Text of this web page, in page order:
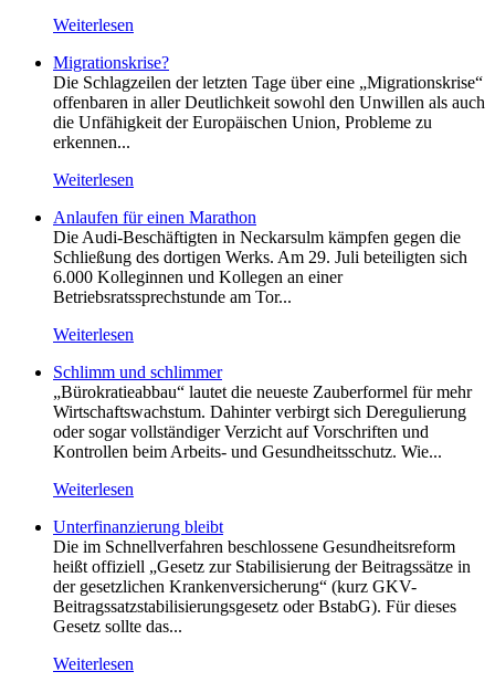
Weiterlesen
Migrationskrise?
Die Schlagzeilen der letzten Tage über eine „Migrationskrise“
offenbaren in aller Deutlichkeit sowohl den Unwillen als auch
die Unfähigkeit der Europäischen Union, Probleme zu
erkennen...
Weiterlesen
Anlaufen für einen Marathon
Die Audi-Beschäftigten in Neckarsulm kämpfen gegen die
Schließung des dortigen Werks. Am 29. Juli beteiligten sich
6.000 Kolleginnen und Kollegen an einer
Betriebsratssprechstunde am Tor...
Weiterlesen
Schlimm und schlimmer
„Bürokratieabbau“ lautet die neueste Zauberformel für mehr
Wirtschaftswachstum. Dahinter verbirgt sich Deregulierung
oder sogar vollständiger Verzicht auf Vorschriften und
Kontrollen beim Arbeits- und Gesundheitsschutz. Wie...
Weiterlesen
Unterfinanzierung bleibt
Die im Schnellverfahren beschlossene Gesundheitsreform
heißt offiziell „Gesetz zur Stabilisierung der Beitragssätze in
der gesetzlichen Krankenversicherung“ (kurz GKV-
Beitragssatzstabilisierungsgesetz oder BstabG). Für dieses
Gesetz sollte das...
Weiterlesen